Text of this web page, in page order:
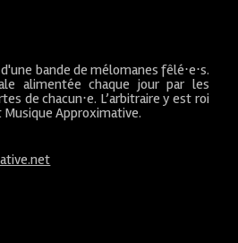
bande de mélomanes fêlé⋅e⋅s.
alimentée chaque jour par les
de chacun⋅e. L’arbitraire y est roi
Musique Approximative.